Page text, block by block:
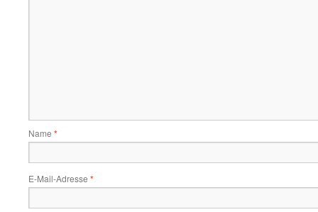
Name *
E-Mail-Adresse *